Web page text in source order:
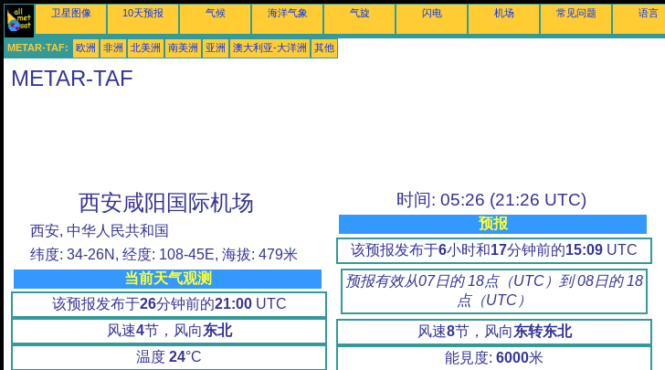
卫星图像 10天预报 气候 海洋气象 气旋 闪电 机场 常见问题 语言
METAR-TAF: 欧洲 非洲 北美洲 南美洲 亚洲 澳大利亚-大洋洲 其他
METAR-TAF
西安咸阳国际机场
西安, 中华人民共和国
纬度: 34-26N, 经度: 108-45E, 海拔: 479米
当前天气观测
该预报发布于26分钟前的21:00UTC
风速4节，风向东北
温度 24°C
时间: 05:26 (21:26 UTC)
预报
该预报发布于6小时和17分钟前的15:09 UTC
预报有效从07日的 18点（UTC）到 08日的 18
点（UTC）
风速8节，风向东转东北
能見度: 6000米